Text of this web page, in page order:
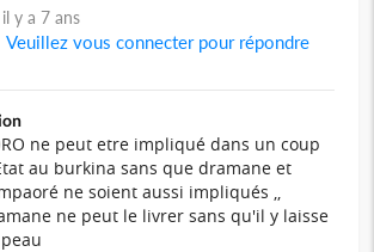
il y a 7 ans
Veuillez vous connecter pour répondre
ne peut etre impliqué dans un coup
au burkina sans que dramane et
ne soient aussi impliqués ,,
ne peut le livrer sans qu'il y laisse